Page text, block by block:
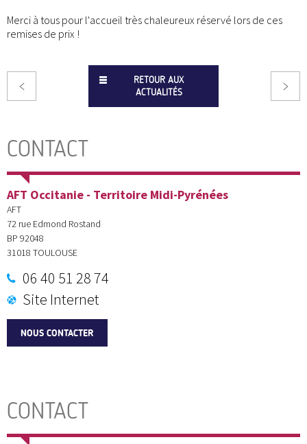
Merci à tous pour l'accueil très chaleureux réservé lors de ces
remises de prix !
RETOUR AUX
ACTUALITÉS
CONTACT
AFT Occitanie - Territoire Midi-Pyrénées
AFT
72 rue Edmond Rostand
BP 92048
31018 TOULOUSE
06 40 51 28 74
Site Internet
NOUS CONTACTER
CONTACT